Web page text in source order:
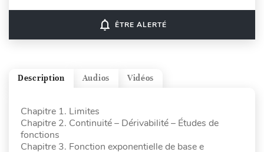
notifications_none ÊTRE ALERTÉ
Vidéos
Audios
Description
Chapitre 1. Limites
Chapitre 2. Continuité – Dérivabilité – Études de
fonctions
Chapitre 3. Fonction exponentielle de base e